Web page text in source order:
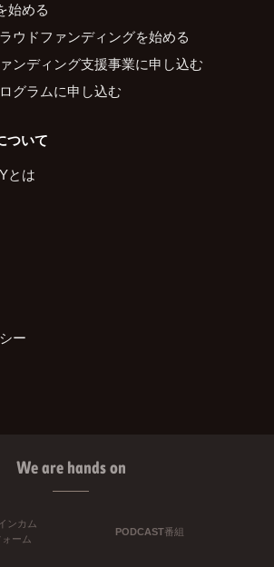
始める
ウドファンディングを始める
ンディング支援事業に申し込む
グラムに申し込む
ついて
とは
ー
We are hands on
ンカム
ーム
PODCAST番組